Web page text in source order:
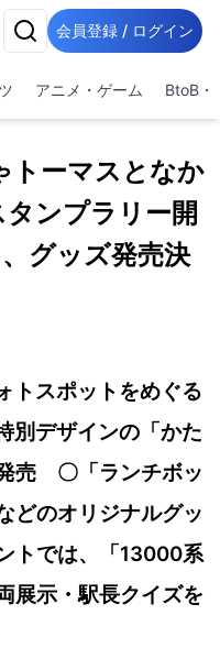
会員登録 / ログイン
アニメ・ゲーム BtoB・
トーマスとなか
ンプラリー開
グッズ発売決
トスポットをめぐる
デザインの「かた
売 〇「ランチボッ
どのオリジナルグッ
トでは、「13000系
展示・駅長クイズを